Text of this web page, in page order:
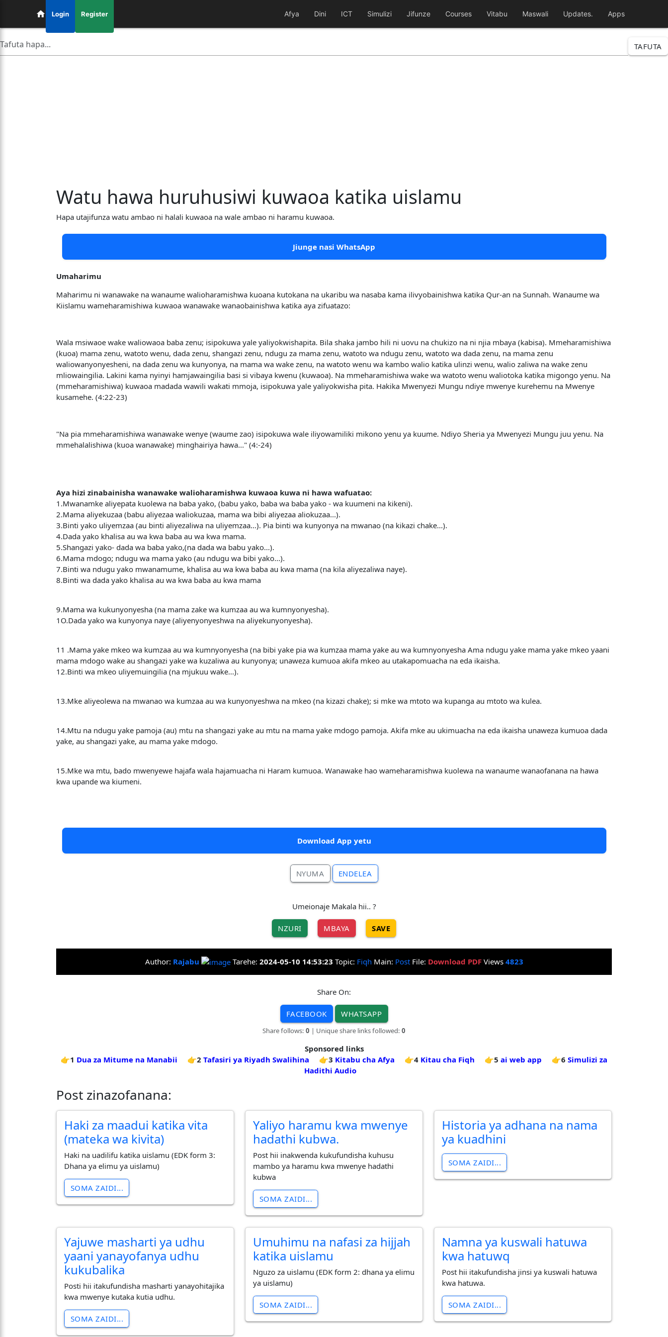
Login Register Afya Dini ICT Simulizi Jifunze Courses Vitabu Maswali Updates. Apps
TAFUTA
Watu hawa huruhusiwi kuwaoa katika uislamu
Hapa utajifunza watu ambao ni halali kuwaoa na wale ambao ni haramu kuwaoa.
Jiunge nasi WhatsApp
Umaharimu
Maharimu ni wanawake na wanaume walioharamishwa kuoana kutokana na ukaribu wa nasaba kama ilivyobainishwa katika Qur-an na Sunnah. Wanaume wa
Kiislamu wameharamishiwa kuwaoa wanawake wanaobainishwa katika aya zifuatazo:
Wala msiwaoe wake waliowaoa baba zenu; isipokuwa yale yaliyokwishapita. Bila shaka jambo hili ni uovu na chukizo na ni njia mbaya (kabisa). Mmeharamishiwa
(kuoa) mama zenu, watoto wenu, dada zenu, shangazi zenu, ndugu za mama zenu, watoto wa ndugu zenu, watoto wa dada zenu, na mama zenu
waliowanyonyesheni, na dada zenu wa kunyonya, na mama wa wake zenu, na watoto wenu wa kambo walio katika ulinzi wenu, walio zaliwa na wake zenu
mliowaingilia. Lakini kama nyinyi hamjawaingilia basi si vibaya kwenu (kuwaoa). Na mmeharamishiwa wake wa watoto wenu waliotoka katika migongo yenu. Na
(mmeharamishiwa) kuwaoa madada wawili wakati mmoja, isipokuwa yale yaliyokwisha pita. Hakika Mwenyezi Mungu ndiye mwenye kurehemu na Mwenye
kusamehe. (4:22-23)
"Na pia mmeharamishiwa wanawake wenye (waume zao) isipokuwa wale iliyowamiliki mikono yenu ya kuume. Ndiyo Sheria ya Mwenyezi Mungu juu yenu. Na
mmehalalishiwa (kuoa wanawake) minghairiya hawa..." (4:-24)
Aya hizi zinabainisha wanawake walioharamishwa kuwaoa kuwa ni hawa wafuatao:
1.Mwanamke aliyepata kuolewa na baba yako, (babu yako, baba wa baba yako - wa kuumeni na kikeni).
2.Mama aliyekuzaa (babu aliyezaa waliokuzaa, mama wa bibi aliyezaa aliokuzaa...).
3.Binti yako uliyemzaa (au binti aliyezaliwa na uliyemzaa...). Pia binti wa kunyonya na mwanao (na kikazi chake...).
4.Dada yako khalisa au wa kwa baba au wa kwa mama.
5.Shangazi yako- dada wa baba yako,(na dada wa babu yako...).
6.Mama mdogo; ndugu wa mama yako (au ndugu wa bibi yako...).
7.Binti wa ndugu yako mwanamume, khalisa au wa kwa baba au kwa mama (na kila aliyezaliwa naye).
8.Binti wa dada yako khalisa au wa kwa baba au kwa mama
9.Mama wa kukunyonyesha (na mama zake wa kumzaa au wa kumnyonyesha).
1O.Dada yako wa kunyonya naye (aliyenyonyeshwa na aliyekunyonyesha).
11 .Mama yake mkeo wa kumzaa au wa kumnyonyesha (na bibi yake pia wa kumzaa mama yake au wa kumnyonyesha Ama ndugu yake mama yake mkeo yaani
mama mdogo wake au shangazi yake wa kuzaliwa au kunyonya; unaweza kumuoa akifa mkeo au utakapomuacha na eda ikaisha.
12.Binti wa mkeo uliyemuingilia (na mjukuu wake...).
13.Mke aliyeolewa na mwanao wa kumzaa au wa kunyonyeshwa na mkeo (na kizazi chake); si mke wa mtoto wa kupanga au mtoto wa kulea.
14.Mtu na ndugu yake pamoja (au) mtu na shangazi yake au mtu na mama yake mdogo pamoja. Akifa mke au ukimuacha na eda ikaisha unaweza kumuoa dada
yake, au shangazi yake, au mama yake mdogo.
15.Mke wa mtu, bado mwenyewe hajafa wala hajamuacha ni Haram kumuoa. Wanawake hao wameharamishwa kuolewa na wanaume wanaofanana na hawa
kwa upande wa kiumeni.
Download App yetu
NYUMA ENDELEA
Umeionaje Makala hii.. ?
NZURI MBAYA SAVE
Author: Rajabu Tarehe: 2024-05-10 14:53:23 Topic: Fiqh Main: PostFile: Download PDFViews 4823
Share On:
FACEBOOK WHATSAPP
Share follows: 0 | Unique share links followed: 0
Sponsored links
👉1 Dua za Mitume na Manabii 👉2 Tafasiri ya Riyadh Swalihina 👉3 Kitabu cha Afya 👉4 Kitau cha Fiqh 👉5 ai web app 👉6 Simulizi za
Hadithi Audio
Post zinazofanana:
Haki za maadui katika vita
(mateka wa kivita)
Haki na uadilifu katika uislamu (EDK form 3:
Dhana ya elimu ya uislamu)
SOMA ZAIDI...
Yaliyo haramu kwa mwenye
hadathi kubwa.
Post hii inakwenda kukufundisha kuhusu
mambo ya haramu kwa mwenye hadathi
kubwa
SOMA ZAIDI...
Historia ya adhana na nama
ya kuadhini
SOMA ZAIDI...
Yajuwe masharti ya udhu
yaani yanayofanya udhu
kukubalika
Posti hii itakufundisha masharti yanayohitajika
kwa mwenye kutaka kutia udhu.
SOMA ZAIDI...
Umuhimu na nafasi za hijjah
katika uislamu
Nguzo za uislamu (EDK form 2: dhana ya elimu
ya uislamu)
SOMA ZAIDI...
Namna ya kuswali hatuwa
kwa hatuwq
Post hii itakufundisha jinsi ya kuswali hatuwa
kwa hatuwa.
SOMA ZAIDI...